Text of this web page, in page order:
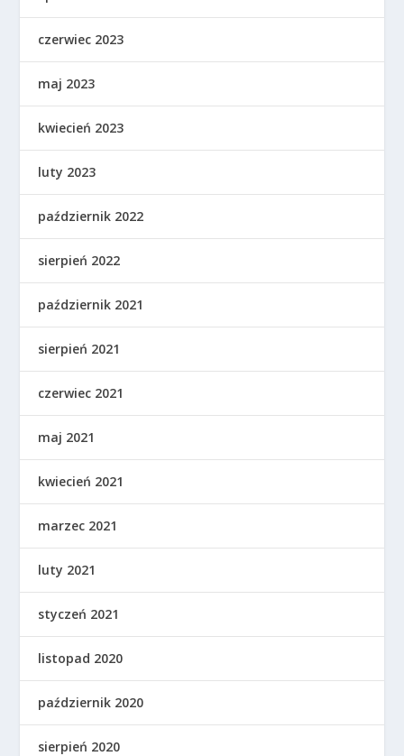
czerwiec 2023
maj 2023
kwiecień 2023
luty 2023
październik 2022
sierpień 2022
październik 2021
sierpień 2021
czerwiec 2021
maj 2021
kwiecień 2021
marzec 2021
luty 2021
styczeń 2021
listopad 2020
październik 2020
sierpień 2020